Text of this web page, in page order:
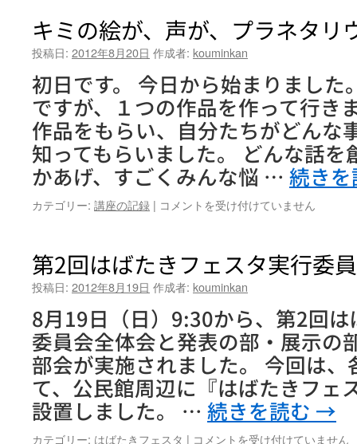
が、
絵
プ
ラ
ネ
リ
ウ
ム
②
キミの絵が、声が、プラネタ
投稿日: 2012年8月20日 作成者: kouminkan
初日です。 今日から始まりました
ですが、１つの作品を作って行き
作品をもらい、自分たちがどんな
知ってもらいました。 どんな話を
かあげ、すごくみんな悩 … 続き
カテゴリー: 講座の記録 | キ
絵
が、
声
ラ
ネ
タ
リ
ウ
ム
コメントを受け付けていません
第2回はばたきフェスタ実行委
投稿日: 2012年8月19日 作成者: kouminkan
8月19日（日）9:30から、第2回
委員会全体会と発表の部・展示の
部会が実施されました。 今回は
て、公民館周辺に『はばたきフェ
設置しました。 … 続きを読む →
カテゴリー: はばたきフェスタ | 第
コメントを受け付けていません